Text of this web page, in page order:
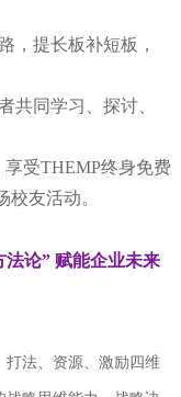
，提长板补短板，
共同学习、探讨、
受THEMP终身免费
友活动。
法论” 赋能企业未来
法、资源、激励四维